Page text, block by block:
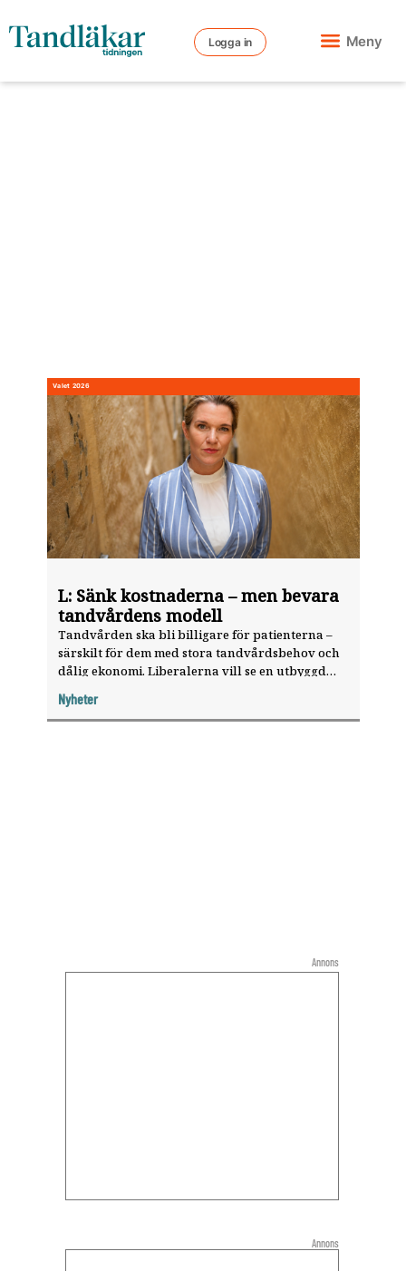
Logga in Meny
L: Sänk kostnaderna – men bevara
tandvårdens modell
Tandvården ska bli billigare för patienterna –
särskilt för dem med stora tandvårdsbehov och
dålig ekonomi. Liberalerna vill se en utbyggd
ålder.
Nyheter
Annons
Annons